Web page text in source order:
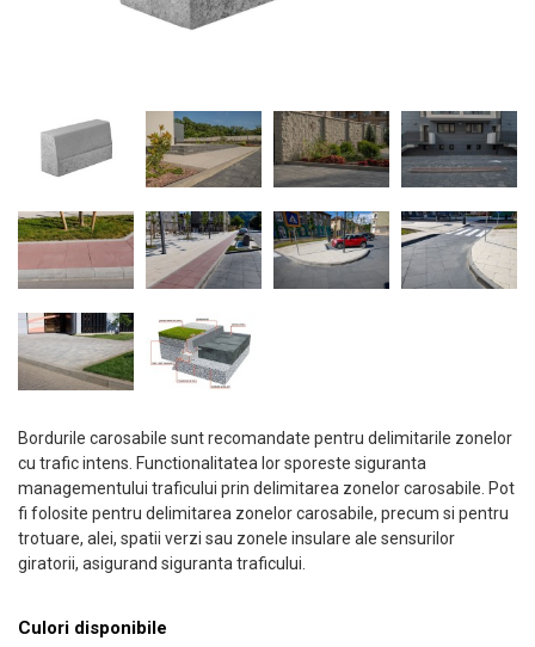
Bordurile carosabile sunt recomandate pentru delimitarile zonelor
cu trafic intens. Functionalitatea lor sporeste siguranta
managementului traficului prin delimitarea zonelor carosabile. Pot
fi folosite pentru delimitarea zonelor carosabile, precum si pentru
trotuare, alei, spatii verzi sau zonele insulare ale sensurilor
giratorii, asigurand siguranta traficului.
Culori disponibile